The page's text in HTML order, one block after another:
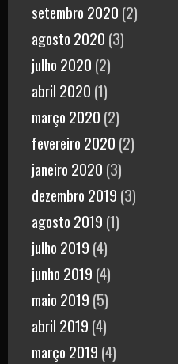
setembro 2020 (2)
agosto 2020 (3)
julho 2020 (2)
abril 2020 (1)
março 2020 (2)
fevereiro 2020 (2)
janeiro 2020 (3)
dezembro 2019 (3)
agosto 2019 (1)
julho 2019 (4)
junho 2019 (4)
maio 2019 (5)
abril 2019 (4)
março 2019 (4)